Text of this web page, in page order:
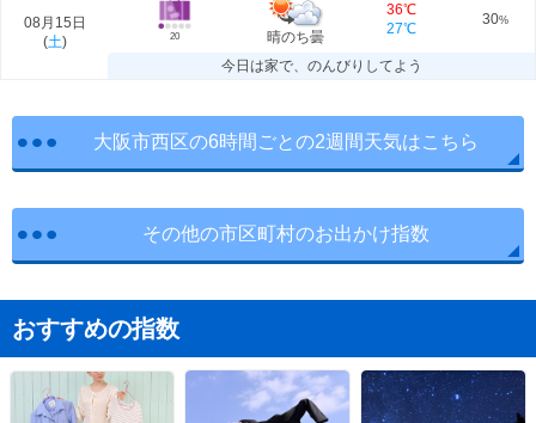
08月15日
(土) 20 晴のち曇
36℃
27℃
30%
今日は家で、のんびりしてよう
大阪市西区の6時間ごとの2週間天気はこちら
その他の市区町村のお出かけ指数
おすすめの指数